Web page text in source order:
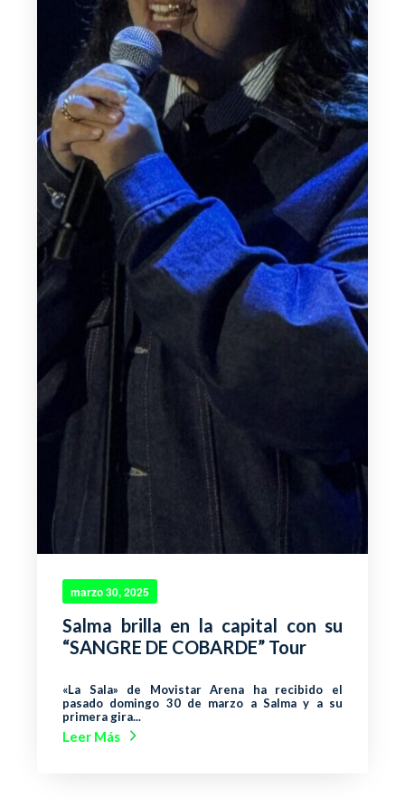
marzo 30, 2025
Salma brilla en la capital con su
“SANGRE DE COBARDE” Tour
«La Sala» de Movistar Arena ha recibido el
pasado domingo 30 de marzo a Salma y a su
primera gira...
Leer Más